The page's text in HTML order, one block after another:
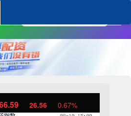
26.56 0.67%